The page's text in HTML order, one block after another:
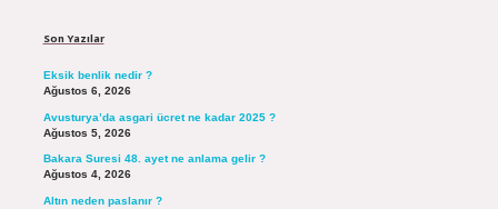
Son Yazılar
Eksik benlik nedir ?
Ağustos 6, 2026
Avusturya’da asgari ücret ne kadar 2025 ?
Ağustos 5, 2026
Bakara Suresi 48. ayet ne anlama gelir ?
Ağustos 4, 2026
Altın neden paslanır ?